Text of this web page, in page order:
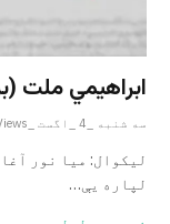
ابراهيمي ملت
سه شنبه _4 _اگست _2026AH 4-8-2026AD
لپاره یې…